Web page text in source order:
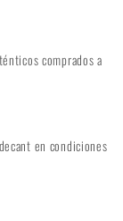
0
comprados a
en condiciones